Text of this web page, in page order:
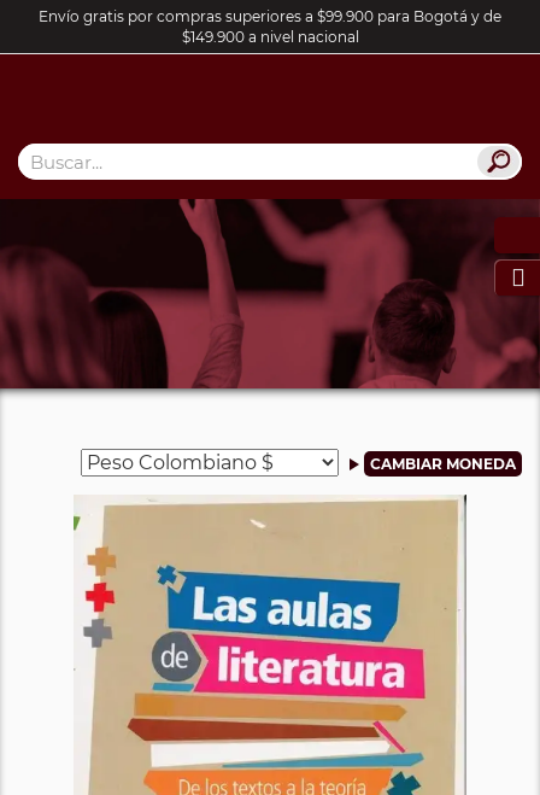
Envío gratis por compras superiores a $99.900 para Bogotá y de
$149.900 a nivel nacional
